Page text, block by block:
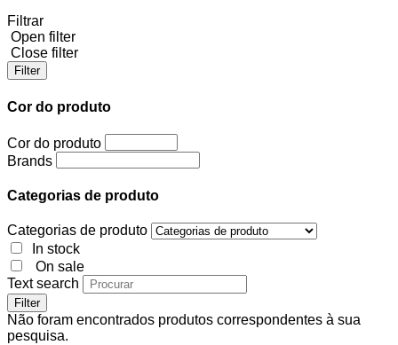
Filtrar
Open filter
Close filter
Filter
Cor do produto
Cor do produto
Brands
Categorias de produto
Categorias de produto
In stock
On sale
Text search
Filter
Não foram encontrados produtos correspondentes à sua
pesquisa.